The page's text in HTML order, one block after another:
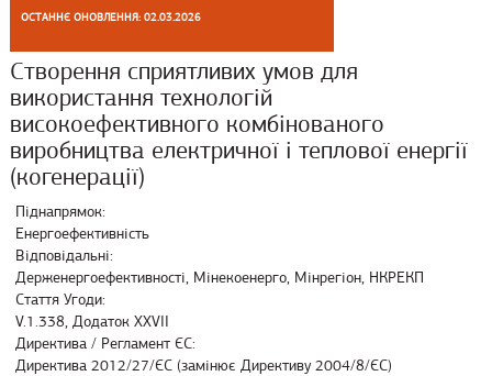
ОСТАННЄ ОНОВЛЕННЯ: 02.03.2026
Створення сприятливих умов для
використання технологій
високоефективного комбінованого
виробництва електричної і теплової енергії
(когенерації)
Піднапрямок:
Енергоефективність
Відповідальні:
Держенергоефективності, Мінекоенерго, Мінрегіон, НКРЕКП
Стаття Угоди:
V.1.338, Додаток XXVII
Директива / Регламент ЄС:
Директива 2012/27/ЄС (замінює Директиву 2004/8/ЄС)